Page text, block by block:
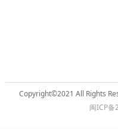
Copyright©2021 All Rights
闽ICP